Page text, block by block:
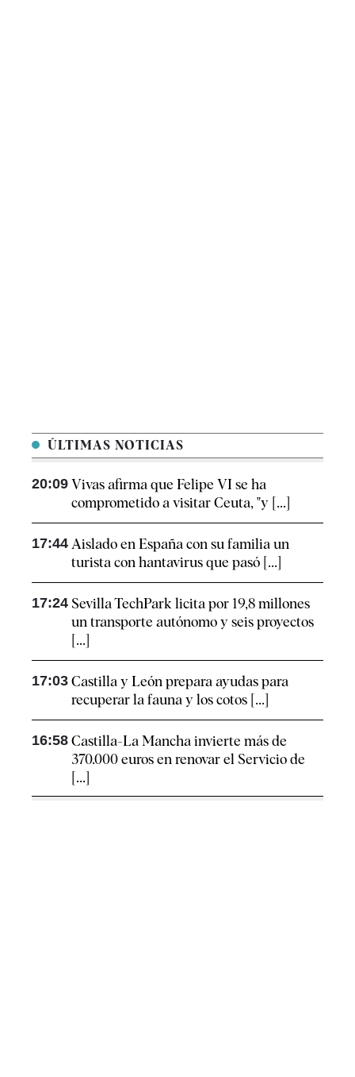
ÚLTIMAS NOTICIAS
20:09 Vivas afirma que Felipe VI se ha
comprometido a visitar Ceuta, "y [...]
17:44 Aislado en España con su familia un
turista con hantavirus que pasó [...]
17:24 Sevilla TechPark licita por 19,8 millones
un transporte autónomo y seis proyectos
[...]
17:03 Castilla y León prepara ayudas para
recuperar la fauna y los cotos [...]
16:58 Castilla-La Mancha invierte más de
370.000 euros en renovar el Servicio de
[...]